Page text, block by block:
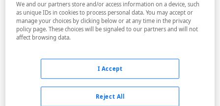
Lapland Bear'S Lodge
A menos de 7,45 Km
We and our partners store and/or access information on a device, such
as unique IDs in cookies to process personal data. You may accept or
manage your choices by clicking below or at any time in the privacy
policy page. These choices will be signaled to our partners and will not
affect browsing data.
Reject All
I Accept